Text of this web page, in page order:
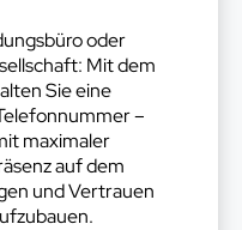
oder
Mit dem
Sie eine
–
maximaler
auf dem
und Vertrauen